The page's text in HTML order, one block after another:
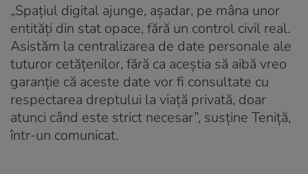
„Spațiul digital ajunge, așadar, pe mâna unor
entități din stat opace, fără un control civil real.
Asistăm la centralizarea de date personale ale
tuturor cetățenilor, fără ca aceștia să aibă vreo
garanție că aceste date vor fi consultate cu
respectarea dreptului la viață privată, doar
atunci când este strict necesar”, susține Teniță,
într-un comunicat.